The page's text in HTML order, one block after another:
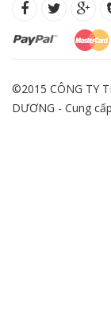
©2015 CÔNG TY
DƯƠNG - Cung